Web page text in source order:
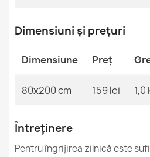
158,90 lej
158,90 lej
Dimensiuni și prețuri
Dimensiune Preț
80x200 cm 159 lei 1,0
Întreținere
Pentru îngrijirea zilnică este